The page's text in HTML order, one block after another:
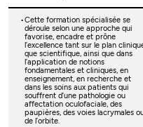
Cette formation spécialisée se
déroule selon une approche qui
favorise, encadre et prône
l’excellence tant sur le plan
que scientifique, ainsi que dans
l’application de notions
fondamentales et cliniques, en
enseignement, en recherche et
dans les soins aux patients qui
souffrent d’une pathologie ou
affectation oculofaciale, des
paupières, des voies lacrymales
de l’orbite.